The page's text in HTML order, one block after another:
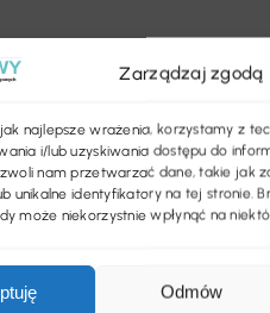
Zarządzaj zgodą
najlepsze wrażenia, korzystamy z
i/lub uzyskiwania dostępu do
nam przetwarzać dane, takie jak
unikalne identyfikatory na tej stronie.
może niekorzystnie wpłynąć na
Odmów